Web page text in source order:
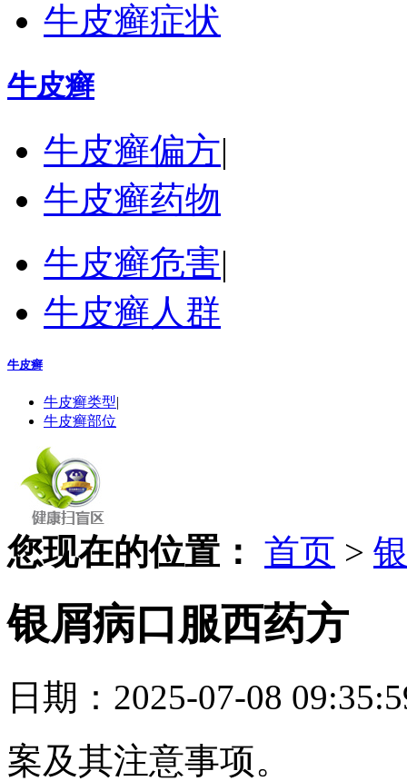
牛皮癣症状
牛皮癣
牛皮癣偏方|
牛皮癣药物
牛皮癣危害|
牛皮癣人群
牛皮癣
牛皮癣类型|
牛皮癣部位
您现在的位置： 首页 >
银屑病口服西药方
日期：2025-07-08
案及其注意事项。